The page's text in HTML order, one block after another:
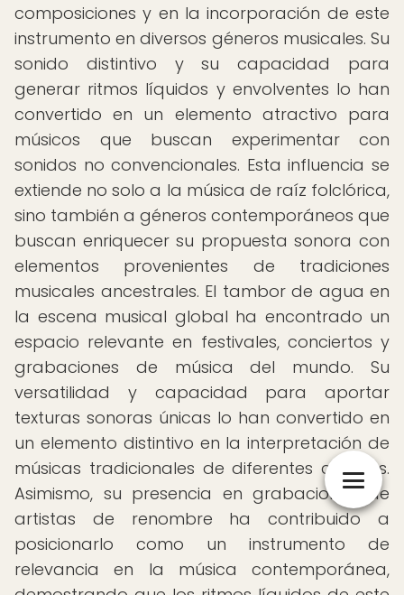
composiciones y en la incorporación de este
instrumento en diversos géneros musicales. Su
sonido distintivo y su capacidad para
generar ritmos líquidos y envolventes lo han
convertido en un elemento atractivo para
músicos que buscan experimentar con
sonidos no convencionales. Esta influencia se
extiende no solo a la música de raíz folclórica,
sino también a géneros contemporáneos que
buscan enriquecer su propuesta sonora con
elementos provenientes de tradiciones
musicales ancestrales. El tambor de agua en
la escena musical global ha encontrado un
espacio relevante en festivales, conciertos y
grabaciones de música del mundo. Su
versatilidad y capacidad para aportar
texturas sonoras únicas lo han convertido en
un elemento distintivo en la interpretación de
músicas tradicionales de diferentes culturas.
Asimismo, su presencia en grabaciones de
artistas de renombre ha contribuido a
posicionarlo como un instrumento de
relevancia en la música contemporánea,